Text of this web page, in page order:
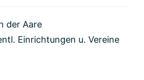
der Aare
Einrichtungen u. Vereine